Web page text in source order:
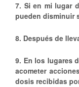
7. Si en mi lugar
pueden disminuir
8. Después de
9. En los lugares
acometer
dosis recibidas